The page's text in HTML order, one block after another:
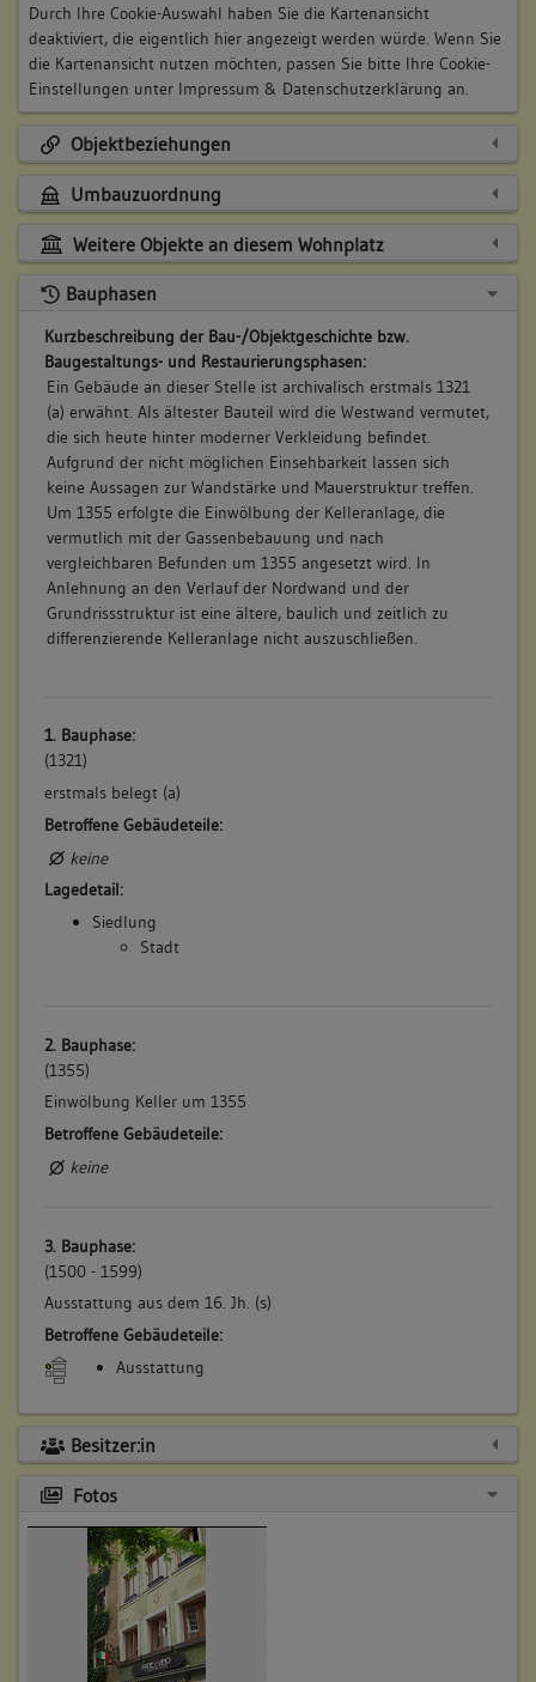
Durch Ihre Cookie-Auswahl haben Sie die Kartenansicht
deaktiviert, die eigentlich hier angezeigt werden würde. Wenn Sie
die Kartenansicht nutzen möchten, passen Sie bitte Ihre Cookie-
Einstellungen unter Impressum & Datenschutzerklärung an.
Objektbeziehungen
Umbauzuordnung
Weitere Objekte an diesem Wohnplatz
Bauphasen
Kurzbeschreibung der Bau-/Objektgeschichte bzw.
Baugestaltungs- und Restaurierungsphasen:
Ein Gebäude an dieser Stelle ist archivalisch erstmals 1321
(a) erwähnt. Als ältester Bauteil wird die Westwand vermutet,
die sich heute hinter moderner Verkleidung befindet.
Aufgrund der nicht möglichen Einsehbarkeit lassen sich
keine Aussagen zur Wandstärke und Mauerstruktur treffen.
Um 1355 erfolgte die Einwölbung der Kelleranlage, die
vermutlich mit der Gassenbebauung und nach
vergleichbaren Befunden um 1355 angesetzt wird. In
Anlehnung an den Verlauf der Nordwand und der
Grundrissstruktur ist eine ältere, baulich und zeitlich zu
differenzierende Kelleranlage nicht auszuschließen.
1. Bauphase:
(1321)
erstmals belegt (a)
Betroffene Gebäudeteile:
keine
Lagedetail:
Siedlung
Stadt
2. Bauphase:
(1355)
Einwölbung Keller um 1355
Betroffene Gebäudeteile:
keine
3. Bauphase:
(1500 - 1599)
Ausstattung aus dem 16. Jh. (s)
Betroffene Gebäudeteile:
Ausstattung
Besitzer:in
Fotos